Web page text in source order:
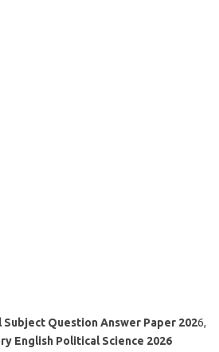
Subject Question Answer Paper 2026,
English Political Science 2026